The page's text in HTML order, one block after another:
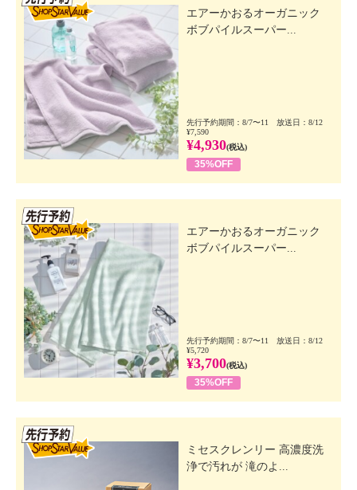
エアーかおるオーガニック
ボブパイルスーパー...
先行予約期間：8/7〜11 放送日：8/12
¥7,590
¥4,930(税込)
35%OFF
エアーかおるオーガニック
ボブパイルスーパー...
先行予約期間：8/7〜11 放送日：8/12
¥5,720
¥3,700(税込)
35%OFF
ミセスクレンリー 高濃度洗
浄で汚れが 滝のよ...